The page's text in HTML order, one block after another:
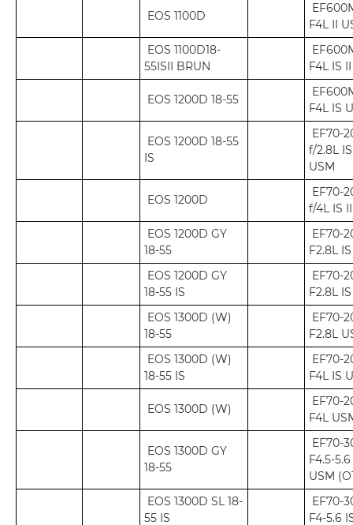
EOS 1100D
F4L II
EOS 1100D18-
55ISII BRUN
F4L IS
EOS 1200D 18-55
F4L IS
EOS 1200D 18-55
IS
EF70-
f/2.8L
USM
EOS 1200D
EF70-
f/4L IS
EOS 1200D GY
18-55
EF70-
F2.8L
EOS 1200D GY
18-55 IS
EF70-
F2.8L
EOS 1300D (W)
18-55
EF70-
F2.8L
EOS 1300D (W)
18-55 IS
EF70-
F4L IS
EOS 1300D (W)
EF70-
F4L
EOS 1300D GY
18-55
EF70-
F4.5-
USM
EOS 1300D SL 18-
55 IS
EF70-
F4-5.6